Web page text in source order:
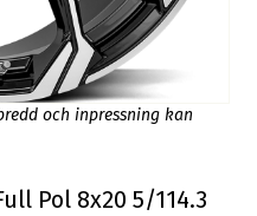
och inpressning kan
Pol 8x20 5/114.3